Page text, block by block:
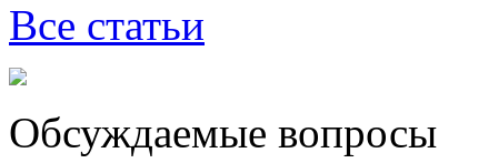
Все статьи
Обсуждаемые вопросы